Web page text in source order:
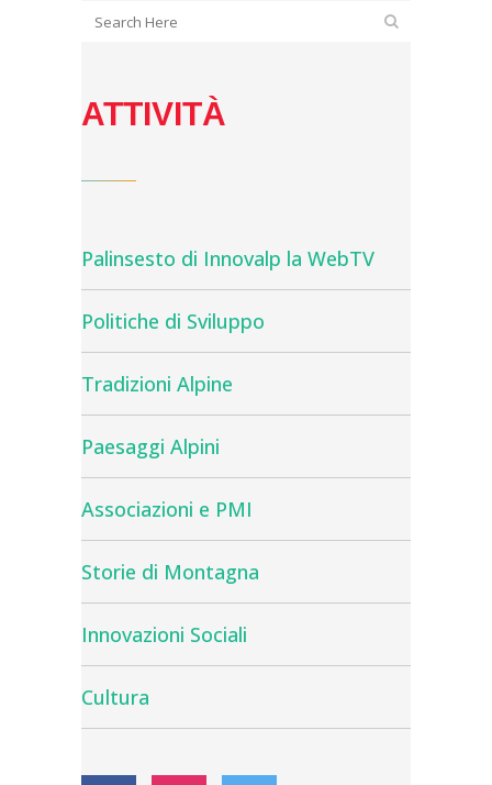
ATTIVITÀ
Palinsesto di Innovalp la WebTV
Politiche di Sviluppo
Tradizioni Alpine
Paesaggi Alpini
Associazioni e PMI
Storie di Montagna
Innovazioni Sociali
Cultura